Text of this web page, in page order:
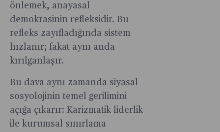
önlemek, anayasal
demokrasinin refleksidir. Bu
refleks zayıfladığında sistem
hızlanır; fakat aynı anda
kırılganlaşır.
Bu dava aynı zamanda siyasal
sosyolojinin temel gerilimini
açığa çıkarır: Karizmatik liderlik
ile kurumsal sınırlama